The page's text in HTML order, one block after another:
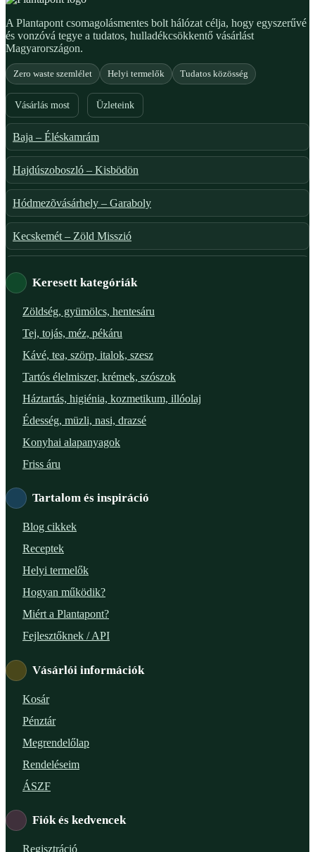
A Plantapont csomagolásmentes bolt hálózat célja, hogy egyszerűvé
és vonzóvá tegye a tudatos, hulladékcsökkentő vásárlást
Magyarországon.
Zero waste szemlélet Helyi termelők Tudatos közösség
Vásárlás most Üzleteink
Baja – Éléskamrám
Hajdúszoboszló – Kisbödön
Hódmezõvásárhely – Garaboly
Kecskemét – Zöld Misszió
XI. ker. – Lemérem
XVIII. ker. – Eni Mag-ház
Keresett kategóriák
Zöldség, gyümölcs, hentesáru
Tej, tojás, méz, pékáru
Kávé, tea, szörp, italok, szesz
Tartós élelmiszer, krémek, szószok
Háztartás, higiénia, kozmetikum, illóolaj
Édesség, müzli, nasi, drazsé
Konyhai alapanyagok
Friss áru
Tartalom és inspiráció
Blog cikkek
Receptek
Helyi termelők
Hogyan működik?
Miért a Plantapont?
Fejlesztőknek / API
Vásárlói információk
Kosár
Pénztár
Megrendelőlap
Rendeléseim
ÁSZF
Fiók és kedvencek
Regisztráció